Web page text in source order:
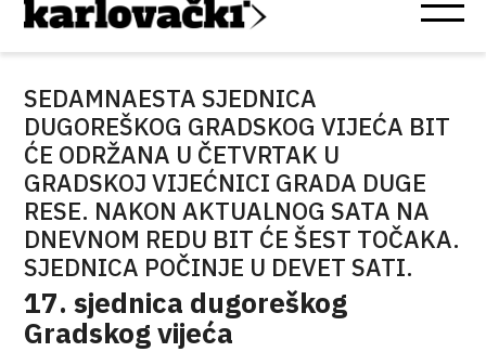
SEDAMNAESTA SJEDNICA
DUGOREŠKOG GRADSKOG VIJEĆA BIT
ĆE ODRŽANA U ČETVRTAK U
GRADSKOJ VIJEĆNICI GRADA DUGE
RESE. NAKON AKTUALNOG SATA NA
DNEVNOM REDU BIT ĆE ŠEST TOČAKA.
SJEDNICA POČINJE U DEVET SATI.
17. sjednica dugoreškog
Gradskog vijeća